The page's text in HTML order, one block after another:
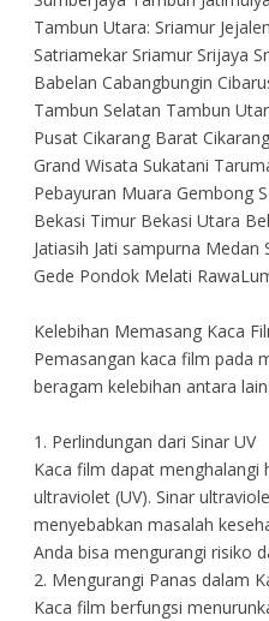
Tambun Utara: Sriamur
Satriamekar Sriamur Srijaya
Babelan Cabangbungin
Tambun Selatan Tambun
Pusat Cikarang Barat
Grand Wisata Sukatani
Pebayuran Muara Gembong
Bekasi Timur Bekasi Utara
Jatiasih Jati sampurna
Gede Pondok Melati
Kelebihan Memasang Kaca
Pemasangan kaca film pada
beragam kelebihan antara lain:
1. Perlindungan dari Sinar UV
Kaca film dapat menghalangi
ultraviolet (UV). Sinar
menyebabkan masalah
Anda bisa mengurangi risiko
2. Mengurangi Panas dalam
Kaca film berfungsi